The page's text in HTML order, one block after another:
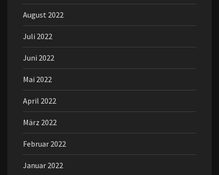
August 2022
Juli 2022
Juni 2022
Mai 2022
April 2022
März 2022
Februar 2022
Januar 2022